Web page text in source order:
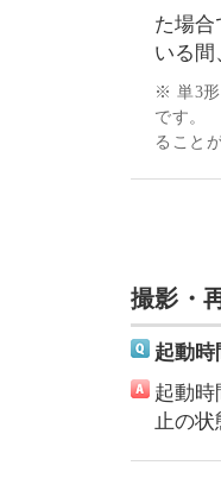
た場合
いる間
※ 単3形
です。
ること
撮影・
起動時
起動時
止の